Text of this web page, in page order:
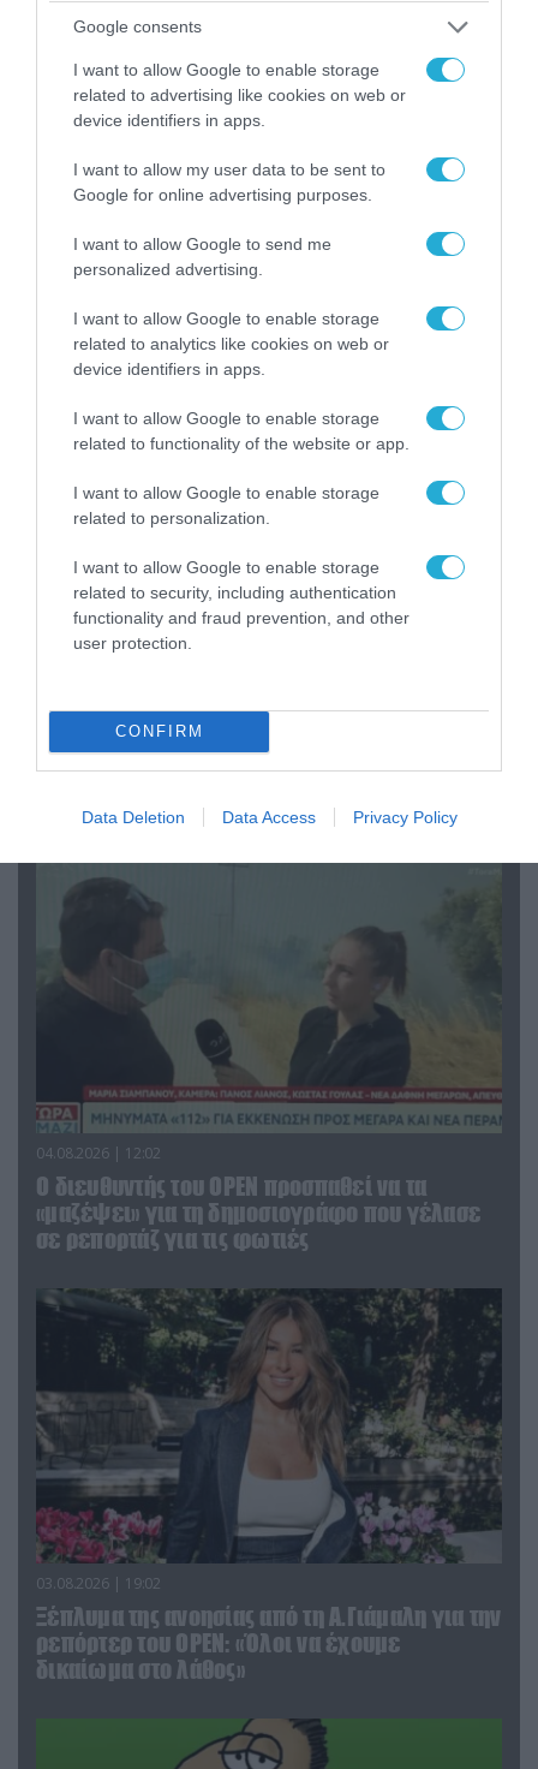
Google consents
I want to allow Google to enable storage
related to advertising like cookies on web or
device identifiers in apps.
I want to allow my user data to be sent to
Google for online advertising purposes.
I want to allow Google to send me
personalized advertising.
I want to allow Google to enable storage
related to analytics like cookies on web or
device identifiers in apps.
I want to allow Google to enable storage
related to functionality of the website or app.
I want to allow Google to enable storage
related to personalization.
I want to allow Google to enable storage
related to security, including authentication
functionality and fraud prevention, and other
user protection.
CONFIRM
Data Deletion Data Access Privacy Policy
04.08.2026 | 15:02
Αυτή την ώρα το τελευταίο «αντίο» στον πρώην
υπουργό Ι.Βαρβιτσιώτη (φωτο)
04.08.2026 | 13:02
Η ανακοίνωση του Πανελλήνιου Σωματείου
που γέλασε στη φωτιά
04.08.2026 | 12:02
O διευθυντής του OPEN προσπαθεί να τα
«μαζέψει» για τη δημοσιογράφο που γέλασε
σε ρεπορτάζ για τις φωτιές
03.08.2026 | 19:02
Ξέπλυμα της ανοησίας από τη Α.Γιάμαλη για την
ρεπόρτερ του ΟΡΕΝ: «Όλοι να έχουμε
δικαίωμα στο λάθος»